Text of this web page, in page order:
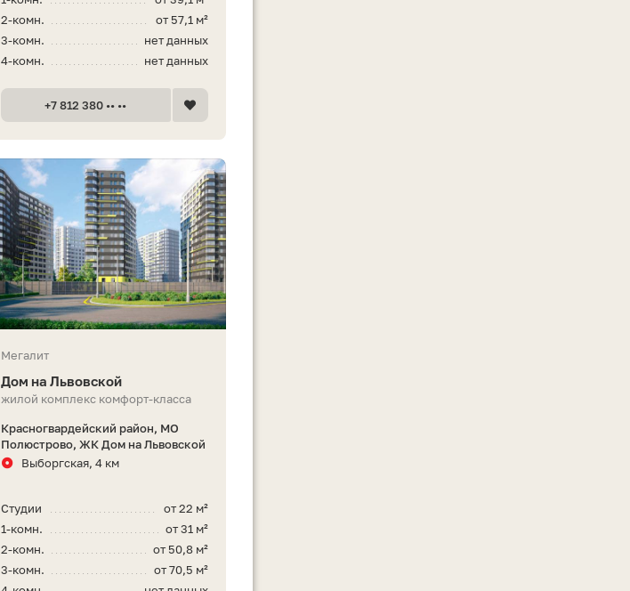
от 57,1 м²
2-комн.
нет данных
3-комн.
нет данных
4-комн.
+7 812 380 •• ••
Мегалит
Дом на Львовской
жилой комплекс комфорт-класса
Красногвардейский район, МО
Полюстрово, ЖК Дом на Львовской
Выборгская, 4 км
от 22 м²
Студии
от 31 м²
1-комн.
от 50,8 м²
2-комн.
от 70,5 м²
3-комн.